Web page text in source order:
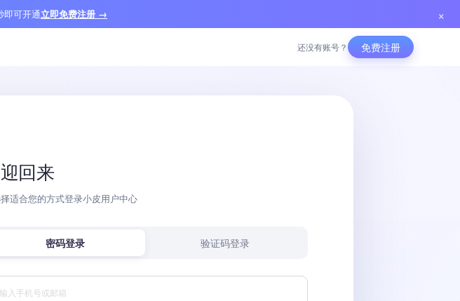
即可开通立即免费注册 → ×
还没有账号？ 免费注册
回来
适合您的方式登录小皮用户中心
密码登录 验证码登录